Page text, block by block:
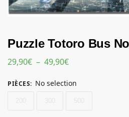
Puzzle Totoro Bus
29,90€ – 49,90€
PIÈCES: No selection